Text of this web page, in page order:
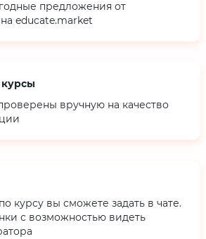
предложения от
educate.market
вручную на качество
курсу вы сможете задать в чате.
с возможностью видеть